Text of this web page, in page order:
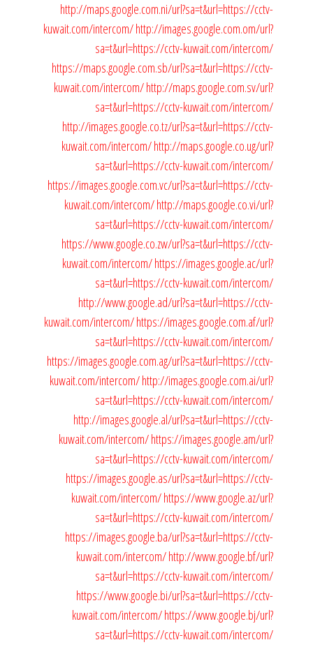
http://maps.google.com.ni/url?sa=t&url=https://cctv-
kuwait.com/intercom/http://images.google.com.om/url?
sa=t&url=https://cctv-kuwait.com/intercom/
https://maps.google.com.sb/url?sa=t&url=https://cctv-
kuwait.com/intercom/http://maps.google.com.sv/url?
sa=t&url=https://cctv-kuwait.com/intercom/
http://images.google.co.tz/url?sa=t&url=https://cctv-
kuwait.com/intercom/http://maps.google.co.ug/url?
sa=t&url=https://cctv-kuwait.com/intercom/
https://images.google.com.vc/url?sa=t&url=https://cctv-
kuwait.com/intercom/http://maps.google.co.vi/url?
sa=t&url=https://cctv-kuwait.com/intercom/
https://www.google.co.zw/url?sa=t&url=https://cctv-
kuwait.com/intercom/https://images.google.ac/url?
sa=t&url=https://cctv-kuwait.com/intercom/
http://www.google.ad/url?sa=t&url=https://cctv-
kuwait.com/intercom/https://images.google.com.af/url?
sa=t&url=https://cctv-kuwait.com/intercom/
https://images.google.com.ag/url?sa=t&url=https://cctv-
kuwait.com/intercom/http://images.google.com.ai/url?
sa=t&url=https://cctv-kuwait.com/intercom/
http://images.google.al/url?sa=t&url=https://cctv-
kuwait.com/intercom/https://images.google.am/url?
sa=t&url=https://cctv-kuwait.com/intercom/
https://images.google.as/url?sa=t&url=https://cctv-
kuwait.com/intercom/https://www.google.az/url?
sa=t&url=https://cctv-kuwait.com/intercom/
https://images.google.ba/url?sa=t&url=https://cctv-
kuwait.com/intercom/http://www.google.bf/url?
sa=t&url=https://cctv-kuwait.com/intercom/
https://www.google.bi/url?sa=t&url=https://cctv-
kuwait.com/intercom/https://www.google.bj/url?
sa=t&url=https://cctv-kuwait.com/intercom/